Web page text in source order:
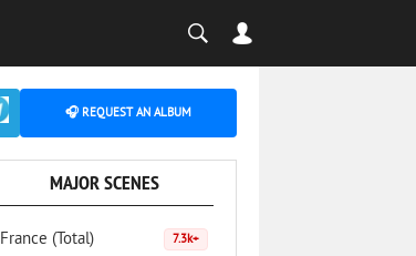
🎧 REQUEST AN ALBUM
MAJOR SCENES
France (Total) 7.3k+